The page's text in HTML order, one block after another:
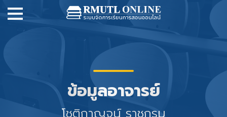
ข้อมูลอาจารย์
โชติกาญจน์ ราชกรม